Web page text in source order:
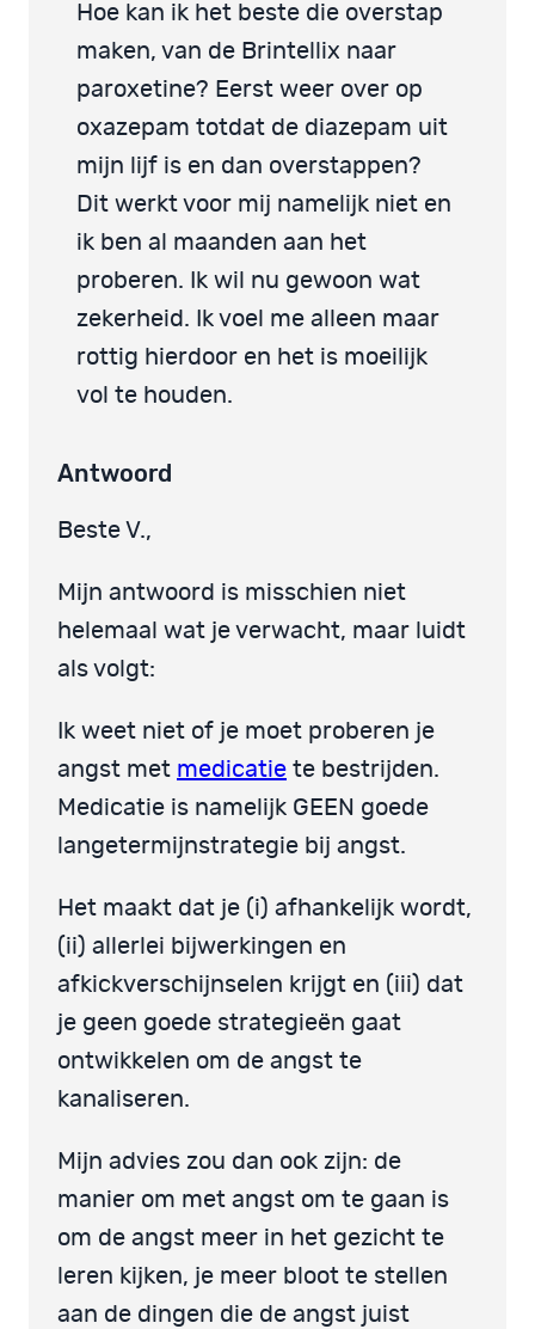
Hoe kan ik het beste die overstap
maken, van de Brintellix naar
paroxetine? Eerst weer over op
oxazepam totdat de diazepam uit
mijn lijf is en dan overstappen?
Dit werkt voor mij namelijk niet en
ik ben al maanden aan het
proberen. Ik wil nu gewoon wat
zekerheid. Ik voel me alleen maar
rottig hierdoor en het is moeilijk
vol te houden.
Antwoord
Beste V.,
Mijn antwoord is misschien niet
helemaal wat je verwacht, maar luidt
als volgt:
Ik weet niet of je moet proberen je
angst met medicatie te bestrijden.
Medicatie is namelijk GEEN goede
langetermijnstrategie bij angst.
Het maakt dat je (i) afhankelijk wordt,
(ii) allerlei bijwerkingen en
afkickverschijnselen krijgt en (iii) dat
je geen goede strategieën gaat
ontwikkelen om de angst te
kanaliseren.
Mijn advies zou dan ook zijn: de
manier om met angst om te gaan is
om de angst meer in het gezicht te
leren kijken, je meer bloot te stellen
aan de dingen die de angst juist